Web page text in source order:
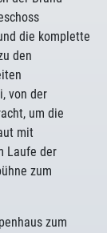
die komplette
den
von der
um die
mit
Laufe der
zum
zum